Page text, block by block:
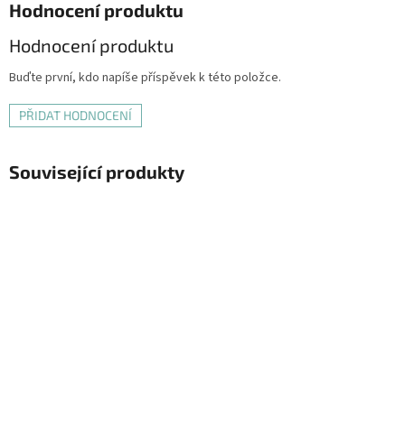
Hodnocení produktu
Hodnocení produktu
Buďte první, kdo napíše příspěvek k této položce.
PŘIDAT HODNOCENÍ
Související produkty